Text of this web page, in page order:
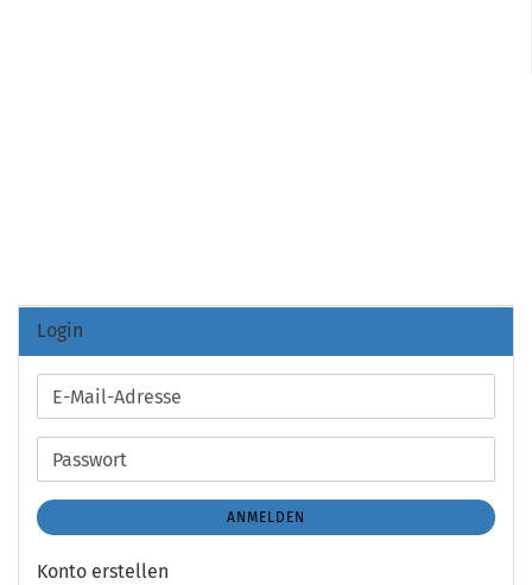
Login
E-
Mail-
Adresse
Passwort
ANMELDEN
Konto erstellen